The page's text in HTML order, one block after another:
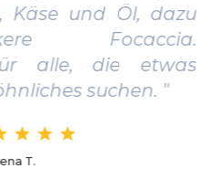
Käse und Öl, dazu
Focaccia.
alle, die etwas
suchen. "
T.